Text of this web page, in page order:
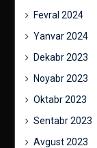
Fevral 2024
Yanvar 2024
Dekabr 2023
Noyabr 2023
Oktabr 2023
Sentabr 2023
Avgust 2023